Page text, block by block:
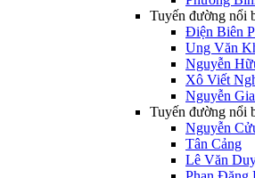
Tuyến đường nổi
Điện Biên
Ung Văn
Nguyễn
Xô Viết
Nguyễn
Tuyến đường nổi
Nguyễn
Tân Cảng
Lê Văn